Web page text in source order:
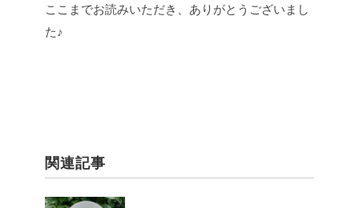
ここまでお読みいただき、ありがとうございまし
た♪
関連記事